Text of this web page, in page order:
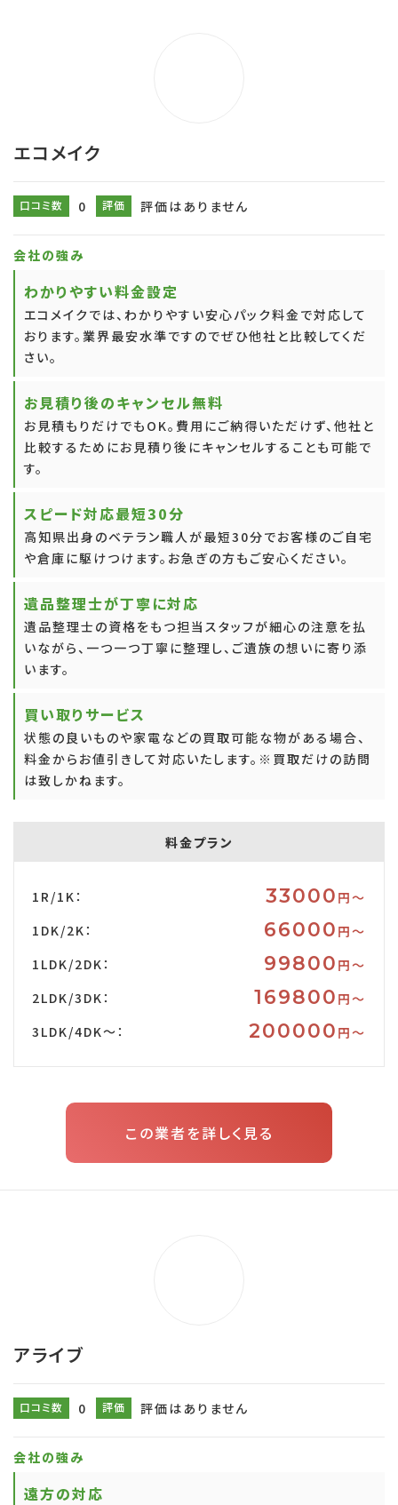
エコメイク
口コミ数 0 評価 評価はありません
会社の強み
わかりやすい料金設定
エコメイクでは、わかりやすい安心パック料金で対応して
おります。業界最安水準ですのでぜひ他社と比較してくだ
さい。
お見積り後のキャンセル無料
お見積もりだけでもOK。費用にご納得いただけず、他社と
比較するためにお見積り後にキャンセルすることも可能で
す。
スピード対応最短30分
高知県出身のベテラン職人が最短30分でお客様のご自宅
や倉庫に駆けつけます。お急ぎの方もご安心ください。
遺品整理士が丁寧に対応
遺品整理士の資格をもつ担当スタッフが細心の注意を払
いながら、一つ一つ丁寧に整理し、ご遺族の想いに寄り添
います。
買い取りサービス
状態の良いものや家電などの買取可能な物がある場合、
料金からお値引きして対応いたします。※買取だけの訪問
は致しかねます。
料金プラン
1R/1K： 33000 円〜
1DK/2K：
66000 円〜
1LDK/2DK：
99800 円〜
2LDK/3DK：
169800 円〜
3LDK/4DK～：
200000 円〜
この業者を詳しく見る
アライブ
口コミ数 0 評価 評価はありません
会社の強み
遠方の対応